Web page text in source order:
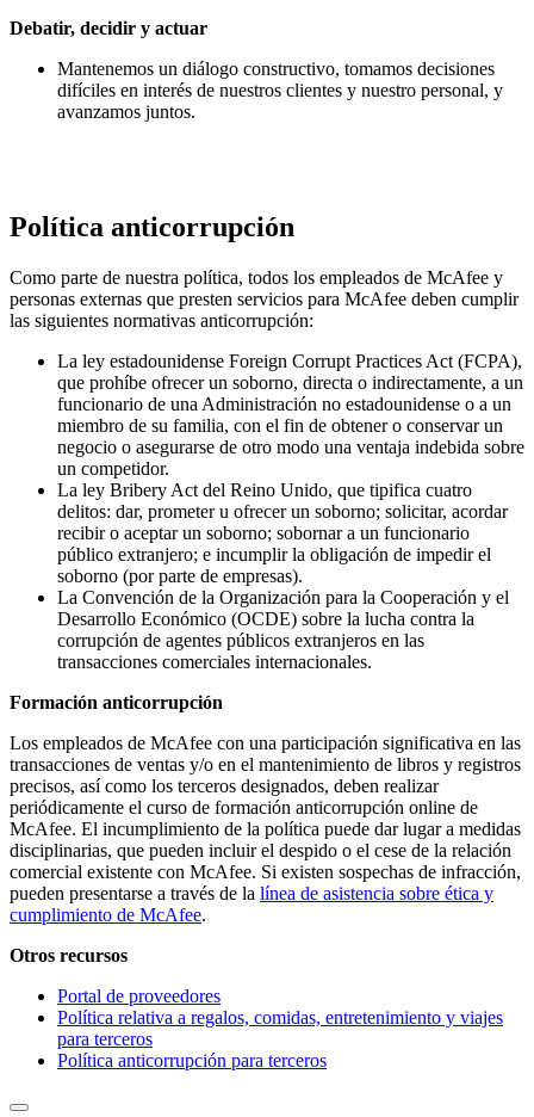
Debatir, decidir y actuar
Mantenemos un diálogo constructivo, tomamos decisiones
difíciles en interés de nuestros clientes y nuestro personal, y
avanzamos juntos.
Política anticorrupción
Como parte de nuestra política, todos los empleados de McAfee y
personas externas que presten servicios para McAfee deben cumplir
las siguientes normativas anticorrupción:
La ley estadounidense Foreign Corrupt Practices Act (FCPA),
que prohíbe ofrecer un soborno, directa o indirectamente, a un
funcionario de una Administración no estadounidense o a un
miembro de su familia, con el fin de obtener o conservar un
negocio o asegurarse de otro modo una ventaja indebida sobre
un competidor.
La ley Bribery Act del Reino Unido, que tipifica cuatro
delitos: dar, prometer u ofrecer un soborno; solicitar, acordar
recibir o aceptar un soborno; sobornar a un funcionario
público extranjero; e incumplir la obligación de impedir el
soborno (por parte de empresas).
La Convención de la Organización para la Cooperación y el
Desarrollo Económico (OCDE) sobre la lucha contra la
corrupción de agentes públicos extranjeros en las
transacciones comerciales internacionales.
Formación anticorrupción
Los empleados de McAfee con una participación significativa en las
transacciones de ventas y/o en el mantenimiento de libros y registros
precisos, así como los terceros designados, deben realizar
periódicamente el curso de formación anticorrupción online de
McAfee. El incumplimiento de la política puede dar lugar a medidas
disciplinarias, que pueden incluir el despido o el cese de la relación
comercial existente con McAfee. Si existen sospechas de infracción,
pueden presentarse a través de la línea de asistencia sobre ética y
cumplimiento de McAfee.
Otros recursos
Portal de proveedores
Política relativa a regalos, comidas, entretenimiento y viajes
para terceros
Política anticorrupción para terceros